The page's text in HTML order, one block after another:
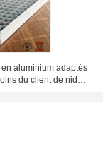
en aluminium adaptés
du client de nid